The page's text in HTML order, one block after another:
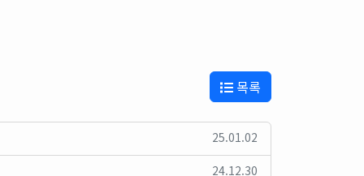
목록
25.01.02
24.12.30